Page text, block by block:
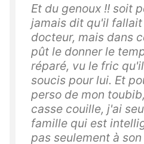
Et du genoux !! soit
jamais dit qu'il
docteur, mais dans
pût le donner le
réparé, vu le fric
soucis pour lui. Et
perso de mon
casse couille, j'ai
famille qui est
pas seulement à